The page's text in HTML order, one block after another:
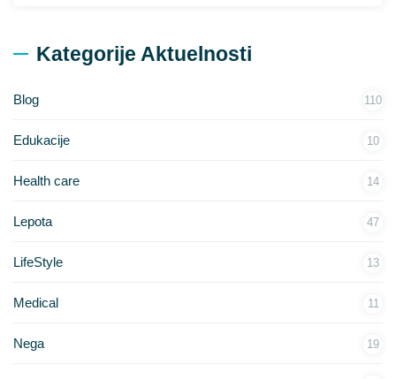
Kategorije Aktuelnosti
Blog 110
Edukacije 10
Health care 14
Lepota 47
LifeStyle 13
Medical 11
Nega 19